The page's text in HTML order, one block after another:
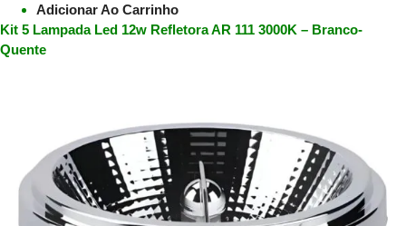
Adicionar Ao Carrinho
Kit 5 Lampada Led 12w Refletora AR 111 3000K – Branco-
Quente